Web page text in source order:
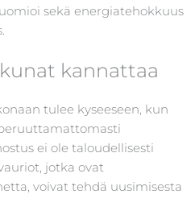
sekä energiatehokkuus
kannattaa
tulee kyseeseen, kun
ei ole taloudellisesti
jotka ovat
voivat tehdä uusimisesta